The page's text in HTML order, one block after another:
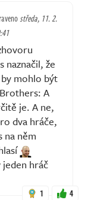
středa, 11. 2.
naznačil, že
mohlo být
A
je. A ne,
dva hráče,
na něm
hráč
1 4